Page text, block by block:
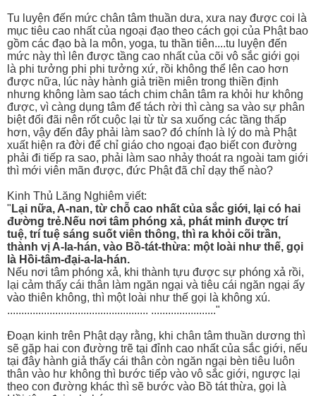
Tu luyện đến mức chân tâm thuần dưa, xưa nay được coi là
mục tiêu cao nhất của ngoại đạo theo cách gọi của Phật bao
gồm các đạo bà la môn, yoga, tu thần tiên....tu luyện đến
mức này thì lên được tầng cao nhất của cõi vô sắc giới gọi
là phi tưởng phi phi tưởng xứ, rồi không thể lên cao hơn
được nữa, lúc này hành giả triền miên trong thiền định
nhưng không làm sao tách chim chân tâm ra khỏi hư không
được, vì càng dụng tâm để tách rời thì càng sa vào sự phân
biệt đối đãi nên rốt cuộc lại từ từ sa xuống các tầng thấp
hơn, vậy đến đây phải làm sao? đó chính là lý do mà Phật
xuất hiện ra đời để chỉ giáo cho ngoại đạo biết con đường
phải đi tiếp ra sao, phải làm sao nhảy thoát ra ngoài tam giới
thì mới viên mãn được, đức Phật đã chỉ dạy thế nào?
Kinh Thủ Lăng Nghiêm viết:
" Lại nữa, A-nan, từ chỗ cao nhất của sắc giới, lại có hai
đường trẻ.Nếu nơi tâm phóng xả, phát minh được trí
tuệ, trí tuệ sáng suốt viên thông, thì ra khỏi cõi trần,
thành vị A-la-hán, vào Bồ-tát-thừa: một loài như thế, gọi
là Hồi-tâm-đại-a-la-hán.
Nếu nơi tâm phóng xả, khi thành tựu được sự phóng xả rồi,
lại cảm thấy cái thân làm ngăn ngại và tiêu cái ngăn ngại ấy
vào thiên không, thì một loài như thế gọi là không xú.
.................................................. ......................."
Đoạn kinh trên Phật dạy rằng, khi chân tâm thuần dương thì
sẽ gặp hai con đường trẽ tại đỉnh cao nhất của sắc giới, nếu
tại đây hành giả thấy cái thân còn ngăn ngại bèn tiêu luôn
thân vào hư không thì bước tiếp vào vô sắc giới, ngược lại
theo con đường khác thì sẽ bước vào Bồ tát thừa, gọi là